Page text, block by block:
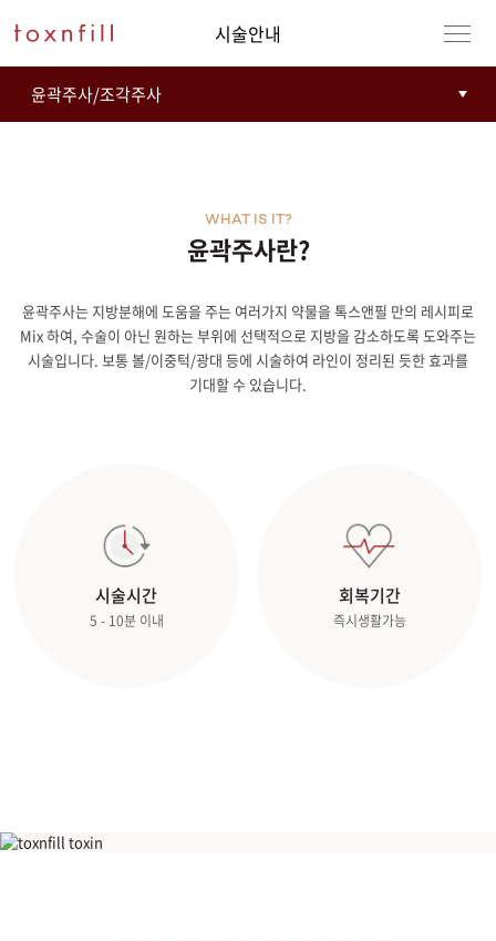
시술안내
윤곽주사란?
WHAT IS IT?
윤곽주사는 지방분해에 도움을 주는 여러가지 약물을 톡스앤필 만의 레시피로
Mix 하여, 수술이 아닌 원하는 부위에 선택적으로 지방을 감소하도록 도와주는
시술입니다. 보통 볼/이중턱/광대 등에 시술하여 라인이 정리된 듯한 효과를
기대할 수 있습니다.
시술시간
5 - 10분 이내
회복기간
즉시생활가능